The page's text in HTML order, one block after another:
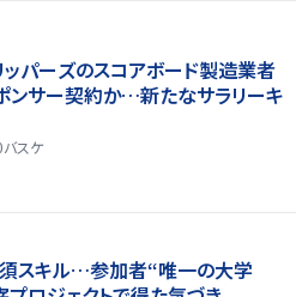
ッパーズのスコアボード製造業者
ンサー契約か‬…新たなサラリーキ
バスケ
スキル…参加者“唯一の大学